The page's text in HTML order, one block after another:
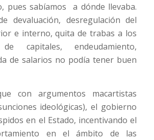
pues sabíamos a dónde llevaba.
devaluación, desregulación del
e interno, quita de trabas a los
de capitales, endeudamiento,
de salarios no podía tener buen
con argumentos macartistas
ideológicas), el gobierno
en el Estado, incentivando el
en el ámbito de las